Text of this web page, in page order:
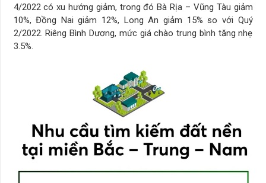
4/2022 có xu hướng giảm, trong đó Bà Rịa – Vũng Tàu giảm
10%, Đồng Nai giảm 12%, Long An giảm 15% so với Quý
2/2022. Riêng Bình Dương, mức giá chào trung bình tăng nhẹ
3.5%.